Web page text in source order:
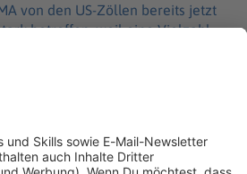
von den US-Zöllen bereits jetzt
betroffen, weil eine Vielzahl
auf Stahl und Aluminium
Nach Darstellung des
wären die Kosten durch
für die deutsche sowie